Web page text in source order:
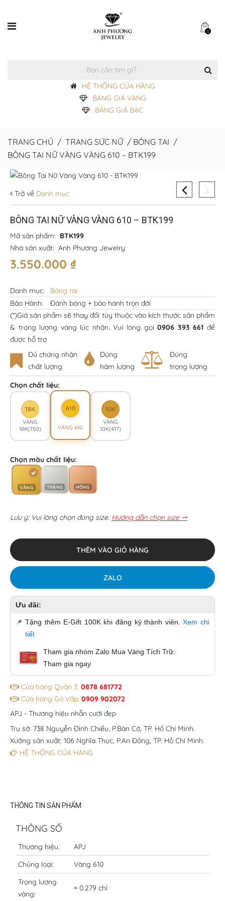
0
HỆ THỐNG CỬA HÀNG
BẢNG GIÁ VÀNG
BẢNG GIÁ BẠC
TRANG CHỦ / TRANG SỨC NỮ/ BÔNG TAI /
BÔNG TAI NỮ VÀNG VÀNG 610 – BTK199
Trở về Danh mục
BÔNG TAI NỮ VÀNG VÀNG 610 – BTK199
Mã sản phẩm: BTK199
Nhà sản xuất: Anh Phương Jewelry
3.550.000 ₫
Danh mục:
Bông tai
Bảo Hành:
Đánh bóng + bảo hành trọn đời
(*)Giá sản phẩm sẽ thay đổi tùy thuộc vào kích thước sản phẩm
& trọng lượng vàng lúc nhận. Vui lòng gọi0906 393 661 để
được hỗ trợ
Đủ chứng nhận
chất lượng
Đúng
hàm lượng
Đúng
trọng lượng
Chọn chất liệu:
18K
VÀNG
18K(750)
610
VÀNG 610
10K
VÀNG
10K(417)
Chọn màu chất liệu:
VÀNG TRẮNG HỒNG
Lưu ý: Vui lòng chọn đúng size. Hướng dẫn chọn size ⇀
THÊM VÀO GIỎ HÀNG
ZALO
Ưu đãi:
📌 Tặng thêm E-Gift 100K khi đăng ký thành viên.Xem chi
tiết
Tham gia nhóm Zalo Mua Vàng Tích Trữ.
Tham gia ngay
Cửa hàng Quận 3: 0878 681772
Cửa hàng Gò Vấp: 0909 902072
APJ - Thương hiệu nhẫn cưới đẹp
Trụ sở: 738 Nguyễn Đình Chiểu, P.Bàn Cờ, TP. Hồ Chí Minh.
Xưởng sản xuất: 106 Nghĩa Thục, P.An Đông, TP. Hồ Chí Minh.
HỆ THỐNG CỬA HÀNG
THÔNG TIN SẢN PHẨM
THÔNG SỐ
Thương hiệu:
APJ
Chủng loại:
Vàng 610
Trọng lượng
vàng:
≈ 0.279 chỉ